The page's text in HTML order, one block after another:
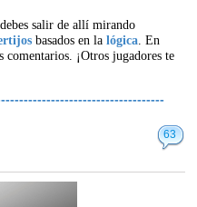
salir de allí mirando
basados en lalógica. En
comentarios. ¡Otros jugadores te
63